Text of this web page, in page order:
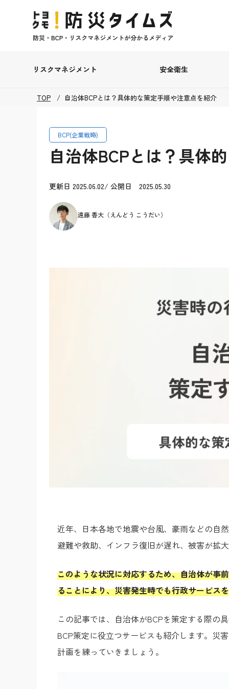
リスクマネジメント 安全衛生
TOP 自治体BCPとは？具体的な策定手順や注意点を紹介
BCP(企業戦略)
自治体BCPとは？具体
更新日 2025.06.02/ 公開日 2025.05.30
遠藤 香大（えんどう こうだい）
近年、日本各地で地震や台風、豪雨などの自
避難や救助、インフラ復旧が遅れ、被害が拡
このような状況に対応するため、自治体が事
ることにより、災害発生時でも行政サービス
この記事では、自治体がBCPを策定する際の
BCP策定に役立つサービスも紹介します。災
計画を練っていきましょう。